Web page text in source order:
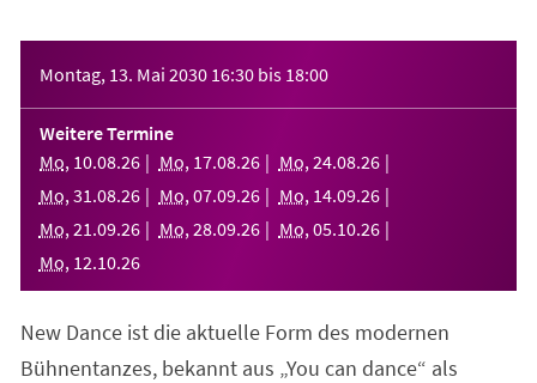
Montag, 13. Mai 2030 16:30 bis 18:00
Weitere Termine
Mo, 10.08.26 Mo, 17.08.26 Mo, 24.08.26
Mo, 31 .08.26 Mo, 07.09.26 Mo, 14.09.26
Mo, 21 .09.26 Mo, 28.09.26 Mo, 05.10.26
Mo, 12.10.26
New Dance ist die aktuelle Form des modernen
Bühnentanzes, bekannt aus „You can dance“ als